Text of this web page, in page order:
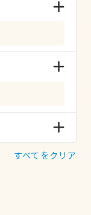
すべてをクリア